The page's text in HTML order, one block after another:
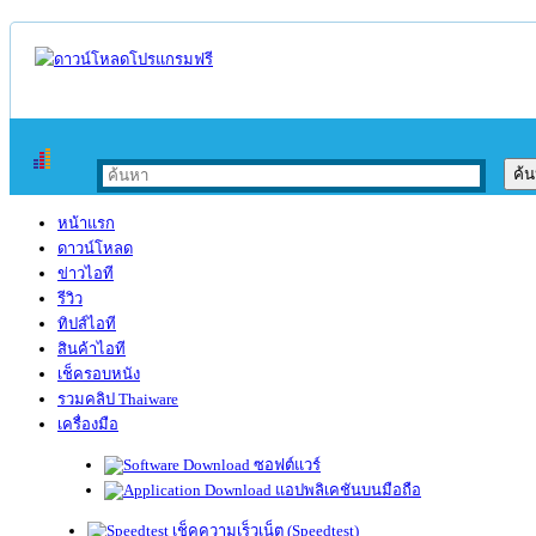
หน้าแรก
ดาวน์โหลด
ข่าวไอที
รีวิว
ทิปส์ไอที
สินค้าไอที
เช็ครอบหนัง
รวมคลิป Thaiware
เครื่องมือ
ซอฟต์แวร์
แอปพลิเคชันบนมือถือ
เช็คความเร็วเน็ต (Speedtest)